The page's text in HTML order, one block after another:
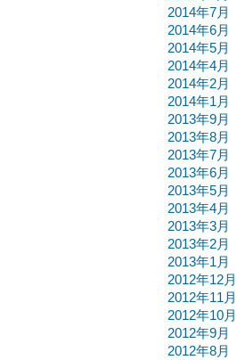
2014年7月
2014年6月
2014年5月
2014年4月
2014年2月
2014年1月
2013年9月
2013年8月
2013年7月
2013年6月
2013年5月
2013年4月
2013年3月
2013年2月
2013年1月
2012年12月
2012年11月
2012年10月
2012年9月
2012年8月